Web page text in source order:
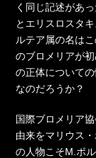
く同じ記述があ
とエリスロスタ
ルテア属の名は
のブロメリアが
の正体について
なのだろうか？
国際ブロメリア
由来をマリウス
の人物こそM.ポ